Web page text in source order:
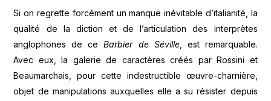
Si on regrette forcément un manque inévitable d’italianité, la
qualité de la diction et de l’articulation des interprètes
anglophones de ceBarbier de Séville, est remarquable.
Avec eux, la galerie de caractères créés par Rossini et
Beaumarchais, pour cette indestructible œuvre-charnière,
objet de manipulations auxquelles elle a su résister depuis